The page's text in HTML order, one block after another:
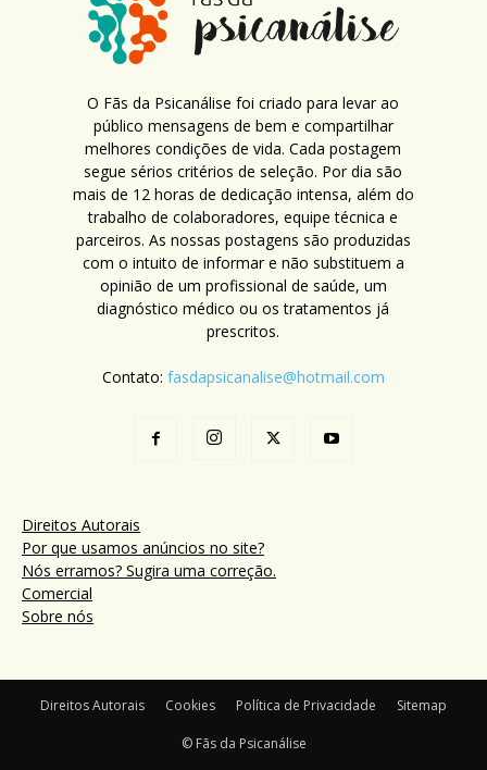
O Fãs da Psicanálise foi criado para levar ao
público mensagens de bem e compartilhar
melhores condições de vida. Cada postagem
segue sérios critérios de seleção. Por dia são
mais de 12 horas de dedicação intensa, além do
trabalho de colaboradores, equipe técnica e
parceiros. As nossas postagens são produzidas
com o intuito de informar e não substituem a
opinião de um profissional de saúde, um
diagnóstico médico ou os tratamentos já
prescritos.
Contato: fasdapsicanalise@hotmail.com
Direitos Autorais
Por que usamos anúncios no site?
Nós erramos? Sugira uma correção.
Comercial
Sobre nós
Direitos Autorais Cookies Política de Privacidade Sitemap
© Fãs da Psicanálise